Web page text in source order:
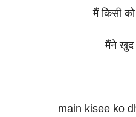
मैं किसी
मैंने खुद
main kisee ko